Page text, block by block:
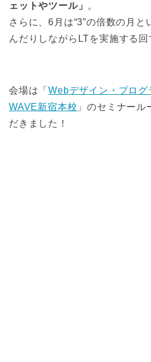
ェットやツール」 。
さらに、6月は“3”の倍数の月
んだりしながらLTを実施する回
会場は「Webデザイン・プロ
WAVE新宿本校 」のセミナール
だきました！